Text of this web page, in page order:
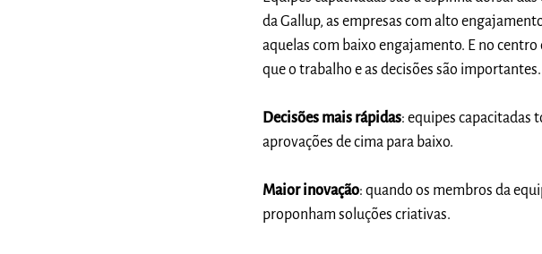
da Gallup, as empresas com alto
aquelas com baixo engajamento. E no
que o trabalho e as decisões são importantes.
Decisões mais rápidas: equipes capacitadas
aprovações de cima para baixo.
Maior inovação: quando os membros da
proponham soluções criativas.